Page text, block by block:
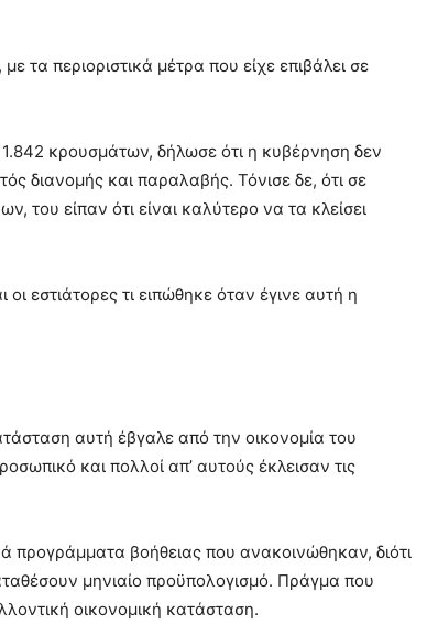
τα περιοριστικά μέτρα που είχε επιβάλει σε
κρουσμάτων, δήλωσε ότι η κυβέρνηση δεν
διανομής και παραλαβής. Τόνισε δε, ότι σε
του είπαν ότι είναι καλύτερο να τα κλείσει
εστιάτορες τι ειπώθηκε όταν έγινε αυτή η
αυτή έβγαλε από την οικονομία του
και πολλοί απ’ αυτούς έκλεισαν τις
βοήθειας που ανακοινώθηκαν, διότι
μηνιαίο προϋπολογισμό. Πράγμα που
οικονομική κατάσταση.